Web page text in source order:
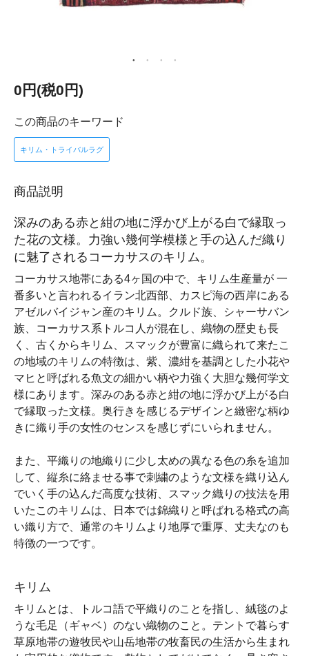
0円(税0円)
この商品のキーワード
キリム・トライバルラグ
商品説明
深みのある赤と紺の地に浮かび上がる白で縁取っ
た花の文様。力強い幾何学模様と手の込んだ織り
に魅了されるコーカサスのキリム。
コーカサス地帯にある4ヶ国の中で、キリム生産量が 一
番多いと言われるイラン北西部、カスピ海の西岸にある
アゼルバイジャン産のキリム。クルド族、シャーサバン
族、コーカサス系トルコ人が混在し、織物の歴史も長
く、古くからキリム、スマックが豊富に織られて来たこ
の地域のキリムの特徴は、紫、濃紺を基調とした小花や
マヒと呼ばれる魚文の細かい柄や力強く大胆な幾何学文
様にあります。深みのある赤と紺の地に浮かび上がる白
で縁取った文様。奥行きを感じるデザインと緻密な柄ゆ
きに織り手の女性のセンスを感じずにいられません。
また、平織りの地織りに少し太めの異なる色の糸を追加
して、縦糸に絡ませる事で刺繍のような文様を織り込ん
でいく手の込んだ高度な技術、スマック織りの技法を用
いたこのキリムは、日本では錦織りと呼ばれる格式の高
い織り方で、通常のキリムより地厚で重厚、丈夫なのも
特徴の一つです。
キリム
キリムとは、トルコ語で平織りのことを指し、絨毯のよ
うな毛足（ギャベ）のない織物のこと。テントで暮らす
草原地帯の遊牧民や山岳地帯の牧畜民の生活から生まれ